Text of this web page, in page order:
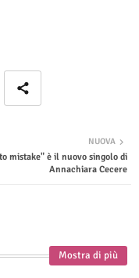
NUOVA
mistake" è il nuovo singolo di
Annachiara Cecere
Mostra di più